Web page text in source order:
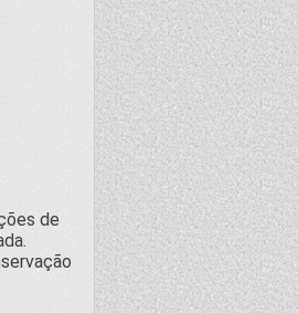
de